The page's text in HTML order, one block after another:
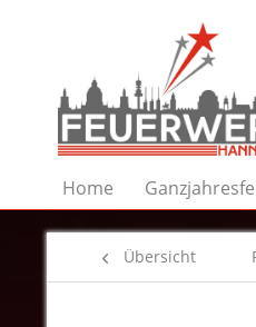
Home
Übersicht